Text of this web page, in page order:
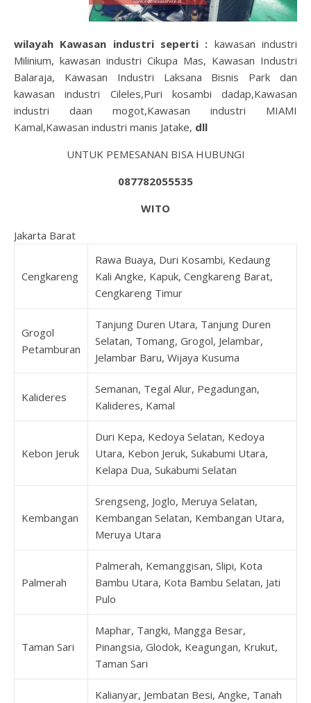
wilayah Kawasan industriseperti : kawasan industri
Milinium, kawasan industri Cikupa Mas, Kawasan Industri
Balaraja, Kawasan Industri Laksana Bisnis Park dan
kawasan industri Cileles,Puri kosambi dadap,Kawasan
industri daan mogot,Kawasan industri MIAMI
Kamal,Kawasan industri manis Jatake, dll
UNTUK PEMESANAN BISA HUBUNGI
087782055535
WITO
Jakarta Barat
Cengkareng
Rawa Buaya, Duri Kosambi, Kedaung
Kali Angke, Kapuk, Cengkareng Barat,
Cengkareng Timur
Grogol
Petamburan
Tanjung Duren Utara, Tanjung Duren
Selatan, Tomang, Grogol, Jelambar,
Jelambar Baru, Wijaya Kusuma
Kalideres
Semanan, Tegal Alur, Pegadungan,
Kalideres, Kamal
Kebon Jeruk
Duri Kepa, Kedoya Selatan, Kedoya
Utara, Kebon Jeruk, Sukabumi Utara,
Kelapa Dua, Sukabumi Selatan
Kembangan
Srengseng, Joglo, Meruya Selatan,
Kembangan Selatan, Kembangan Utara,
Meruya Utara
Palmerah
Palmerah, Kemanggisan, Slipi, Kota
Bambu Utara, Kota Bambu Selatan, Jati
Pulo
Taman Sari
Maphar, Tangki, Mangga Besar,
Pinangsia, Glodok, Keagungan, Krukut,
Taman Sari
Kalianyar, Jembatan Besi, Angke, Tanah